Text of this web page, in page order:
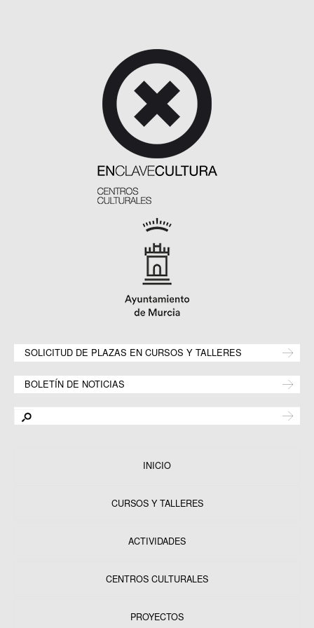
SOLICITUD DE PLAZAS EN CURSOS Y TALLERES
BOLETÍN DE NOTICIAS
INICIO
CURSOS Y TALLERES
ACTIVIDADES
CENTROS CULTURALES
PROYECTOS